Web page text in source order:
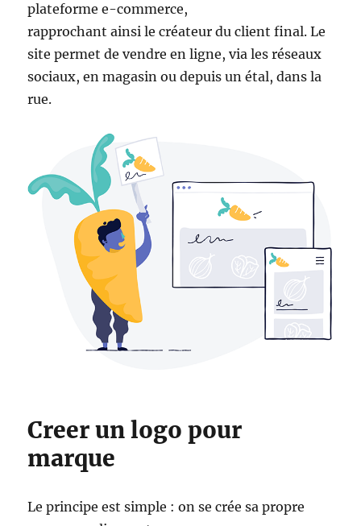
plateforme e-commerce,
rapprochant ainsi le créateur du client final. Le
site permet de vendre en ligne, via les réseaux
sociaux, en magasin ou depuis un étal, dans la
rue.
Creer un logo pour
marque
Le principe est simple : on se crée sa propre